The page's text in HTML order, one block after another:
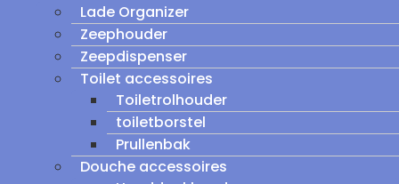
Lade Organizer
Zeephouder
Zeepdispenser
Toilet accessoires
Toiletrolhouder
toiletborstel
Prullenbak
Douche accessoires